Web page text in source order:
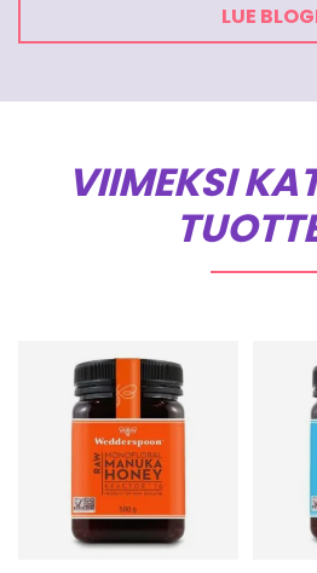
LUE
VIIMEKSI